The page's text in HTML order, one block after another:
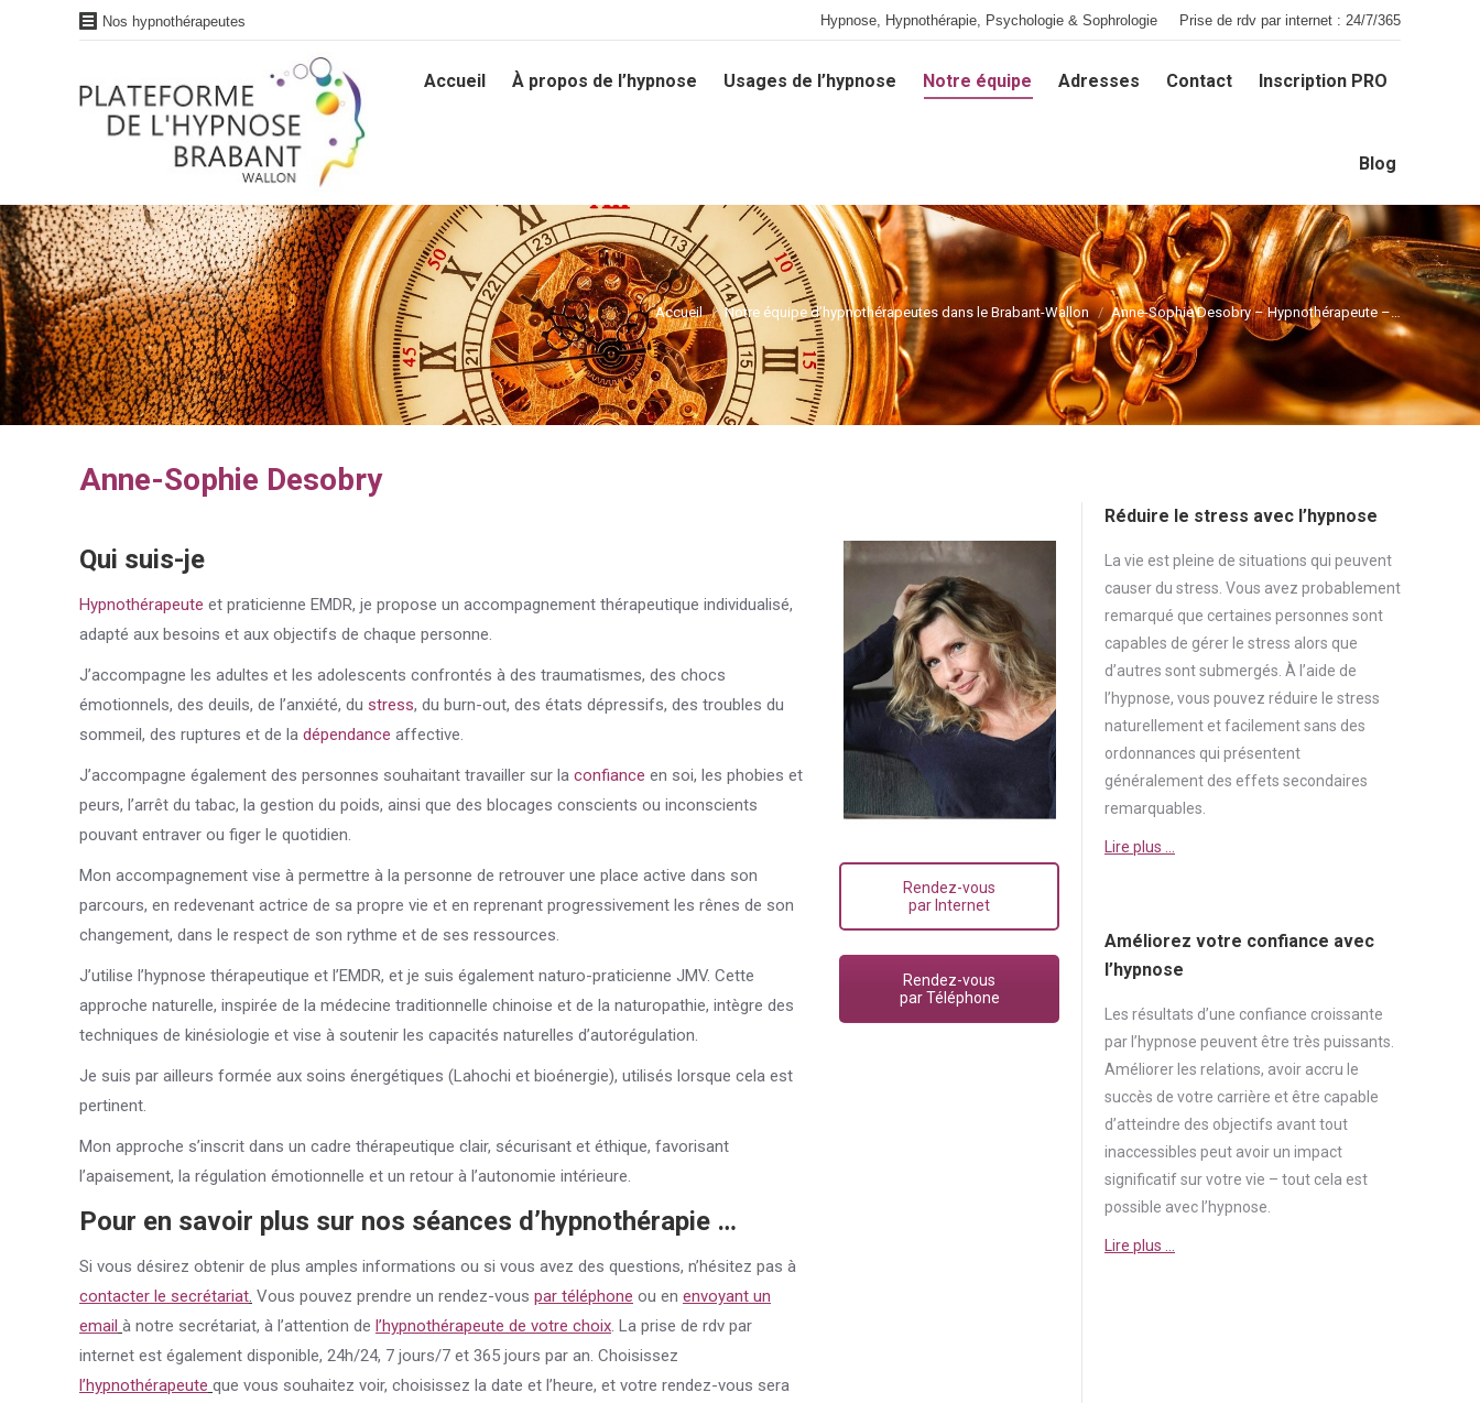
Nos hypnothérapeutes Hypnose, Hypnothérapie, Psychologie & Sophrologie Prise de rdv par internet : 24/7/365
Accueil À propos de l’hypnose Usages de l’hypnose Notre équipe Adresses Contact Inscription PRO
Blog
Vous êtes ici :
Accueil Notre équipe d’hypnothérapeutes dans le Brabant-Wallon Anne-Sophie Desobry – Hypnothérapeute –…
Anne-Sophie Desobry
Qui suis-je
Hypnothérapeute et praticienne EMDR, je propose un accompagnement thérapeutique individualisé,
adapté aux besoins et aux objectifs de chaque personne.
J’accompagne les adultes et les adolescents confrontés à des traumatismes, des chocs
émotionnels, des deuils, de l’anxiété, du stress, du burn-out, des états dépressifs, des troubles du
sommeil, des ruptures et de la dépendance affective.
J’accompagne également des personnes souhaitant travailler sur la confiance en soi, les phobies et
peurs, l’arrêt du tabac, la gestion du poids, ainsi que des blocages conscients ou inconscients
pouvant entraver ou figer le quotidien.
Mon accompagnement vise à permettre à la personne de retrouver une place active dans son
parcours, en redevenant actrice de sa propre vie et en reprenant progressivement les rênes de son
changement, dans le respect de son rythme et de ses ressources.
J’utilise l’hypnose thérapeutique et l’EMDR, et je suis également naturo-praticienne JMV. Cette
approche naturelle, inspirée de la médecine traditionnelle chinoise et de la naturopathie, intègre des
techniques de kinésiologie et vise à soutenir les capacités naturelles d’autorégulation.
Je suis par ailleurs formée aux soins énergétiques (Lahochi et bioénergie), utilisés lorsque cela est
pertinent.
Mon approche s’inscrit dans un cadre thérapeutique clair, sécurisant et éthique, favorisant
l’apaisement, la régulation émotionnelle et un retour à l’autonomie intérieure.
Pour en savoir plus sur nos séances d’hypnothérapie …
Si vous désirez obtenir de plus amples informations ou si vous avez des questions, n’hésitez pas à
contacter le secrétariat. Vous pouvez prendre un rendez-vous par téléphone ou en envoyant un
email à notre secrétariat, à l’attention de l’hypnothérapeute de votre choix. La prise de rdv par
internet est également disponible, 24h/24, 7 jours/7 et 365 jours par an. Choisissez
l’hypnothérapeute que vous souhaitez voir, choisissez la date et l’heure, et votre rendez-vous sera
Rendez-vous
par Internet
Rendez-vous
par Téléphone
Réduire le stress avec l’hypnose
La vie est pleine de situations qui peuvent
causer du stress . Vous avez probablement
remarqué que certaines personnes sont
capables de gérer le stress alors que
d’autres sont submergés. À l’aide de
l’hypnose, vous pouvez réduire le stress
naturellement et facilement sans des
ordonnances qui présentent
généralement des effets secondaires
remarquables.
Lire plus …
Améliorez votre confiance avec
l’hypnose
Les résultats d’une confiance croissante
par l’hypnose peuvent être très puissants.
Améliorer les relations, avoir accru le
succès de votre carrière et être capable
d’atteindre des objectifs avant tout
inaccessibles peut avoir un impact
significatif sur votre vie – tout cela est
possible avec l’hypnose.
Lire plus …
Accueil À propos de l’hypnose Usages de l’hypnose Notre équipe Adresses Contact Inscription PRO